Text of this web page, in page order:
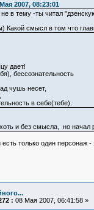
2007, 08:23:01
в тему -ты читал
Какой смысл в том что
дает!
бессознательность
чушь несет,
в себе(тебе).
и без смысла, но начал
есть только один персонаж -
: 08 Мая 2007, 06:41:58 »